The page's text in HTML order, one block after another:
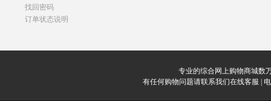
找回密码
订单状态说明
专业的综合网上购物商城数
有任何购物问题请联系我们在线客服 | 电